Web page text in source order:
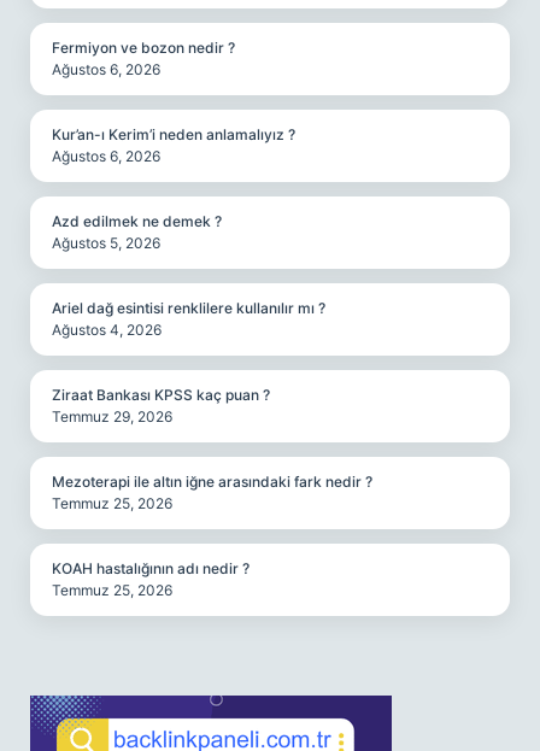
Fermiyon ve bozon nedir ?
Ağustos 6, 2026
Kur’an-ı Kerim’i neden anlamalıyız ?
Ağustos 6, 2026
Azd edilmek ne demek ?
Ağustos 5, 2026
Ariel dağ esintisi renklilere kullanılır mı ?
Ağustos 4, 2026
Ziraat Bankası KPSS kaç puan ?
Temmuz 29, 2026
Mezoterapi ile altın iğne arasındaki fark nedir ?
Temmuz 25, 2026
KOAH hastalığının adı nedir ?
Temmuz 25, 2026